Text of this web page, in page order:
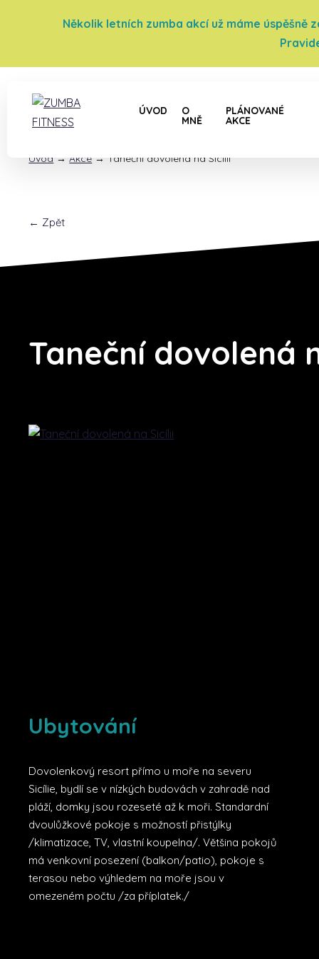
Několik letních zumba akcí už máme
ÚVOD O
MNĚ
PLÁNOVANÉ
AKCE
Úvod →Akce → Taneční dovolená na Sicílii
← Zpět
Taneční dovolená
Ubytování
Dovolenkový resort přímo u moře na severu
Sicílie, bydlí se v nízkých budovách v zahradě nad
pláží, domky jsou rozeseté až k moři. Standardní
dvoulůžkové pokoje s možností přistýlky
/klimatizace, TV, vlastní koupelna/. Většina pokojů
má venkovní posezení (balkon/patio), pokoje s
terasou nebo výhledem na moře jsou v
omezeném počtu /za příplatek./